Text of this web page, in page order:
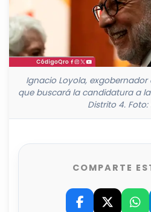
Ignacio Loyola,
que buscará la candidatura a
Distrito 4. Foto:
COMPARTE